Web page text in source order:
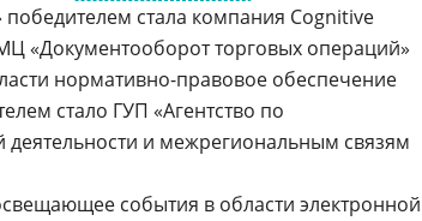
победителем стала компания Cognitive
«Документооборот торговых операций»
нормативно-правовое обеспечение
стало ГУП «Агентство по
деятельности и межрегиональным связям
события в области электронной